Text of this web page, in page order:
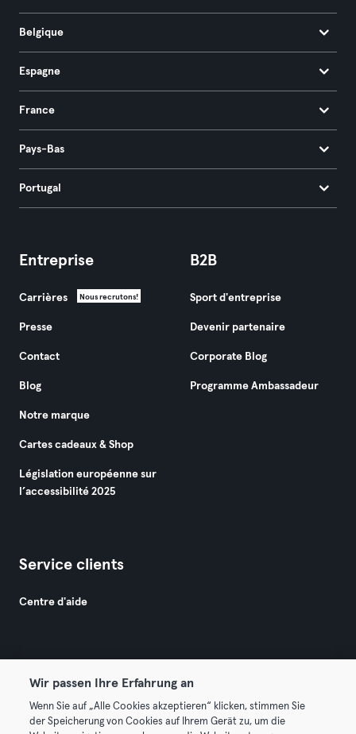
Belgique
Espagne
France
Pays-Bas
Portugal
Entreprise
Carrières Nous recrutons!
Presse
Contact
Blog
Notre marque
Cartes cadeaux & Shop
Législation européenne sur
l’accessibilité 2025
B2B
Sport d'entreprise
Devenir partenaire
Corporate Blog
Programme Ambassadeur
Service clients
Centre d'aide
© 2026 Urban Sports Group GmbH. All rights reserved.
Wir passen Ihre Erfahrung an
Wenn Sie auf „Alle Cookies akzeptieren“ klicken, stimmen Sie
der Speicherung von Cookies auf Ihrem Gerät zu, um die